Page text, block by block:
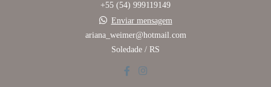
+55 (54) 999119149
Enviar mensagem
ariana_weimer@hotmail.com
Soledade / RS